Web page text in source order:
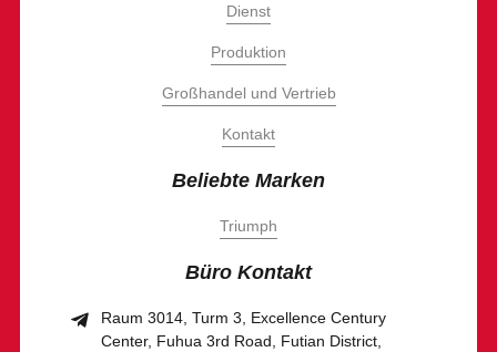
Dienst
Produktion
Großhandel und Vertrieb
Kontakt
Beliebte Marken
Triumph
Büro Kontakt
Raum 3014, Turm 3, Excellence Century
Center, Fuhua 3rd Road, Futian District,